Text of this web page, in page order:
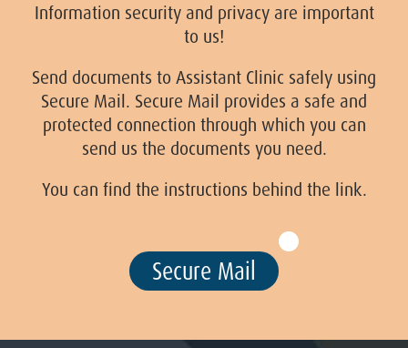
Information security and privacy are important
to us!
Send documents to Assistant Clinic safely using
Secure Mail. Secure Mail provides a safe and
protected connection through which you can
send us the documents you need.
You can find the instructions behind the link.
Secure Mail